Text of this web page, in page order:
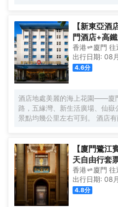
磚石間縈繞。自廈門搭乘渡輪，
海，便能抵達這片與繁忙及快節
巖36，復古留聲機裏傳出的悠
唱，伴你開啟這一場優雅之旅。
花紋瓷磚錯落交織，仿若一幅色
畫卷，目光所及之處，皆是細膩
陽光的寵兒，寬敞露台仿若空
盡顯匠心。精心挑選的洗護產
倉，以貼心的呵護，讓每一個
儀式。靜謐的夜晚，在戶外浴缸
精緻畫框，框住那城市的迷人景
間，悠然品茗，讓那一抹茶香與
寧靜的庭院裏，新中式茶韻裊裊
彷彿在此刻停駐，讓人沉醉不知
西合璧的融合美食宛如一場舌尖
廳」內，鋼琴伴奏下的威士忌之
美酒的繾綣私語。
【新東亞酒
門酒店+高
香港 廈門 往
出行日期: 08
4.6分
酒店地處美麗的海上花園——廈
路，五緣灣、新生活廣場、仙
景點均幾公里左右可到。 酒店
客一換，網絡讓你與外界溝通
接送機服務（詳情諮詢門店）。
【廈門鷺
天自由行套
香港 廈門 往
出行日期: 08
4.8分